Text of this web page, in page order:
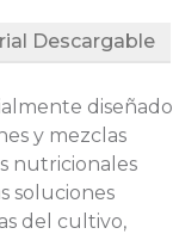
Descargable
diseñado
y mezclas
nutricionales
soluciones
del cultivo,